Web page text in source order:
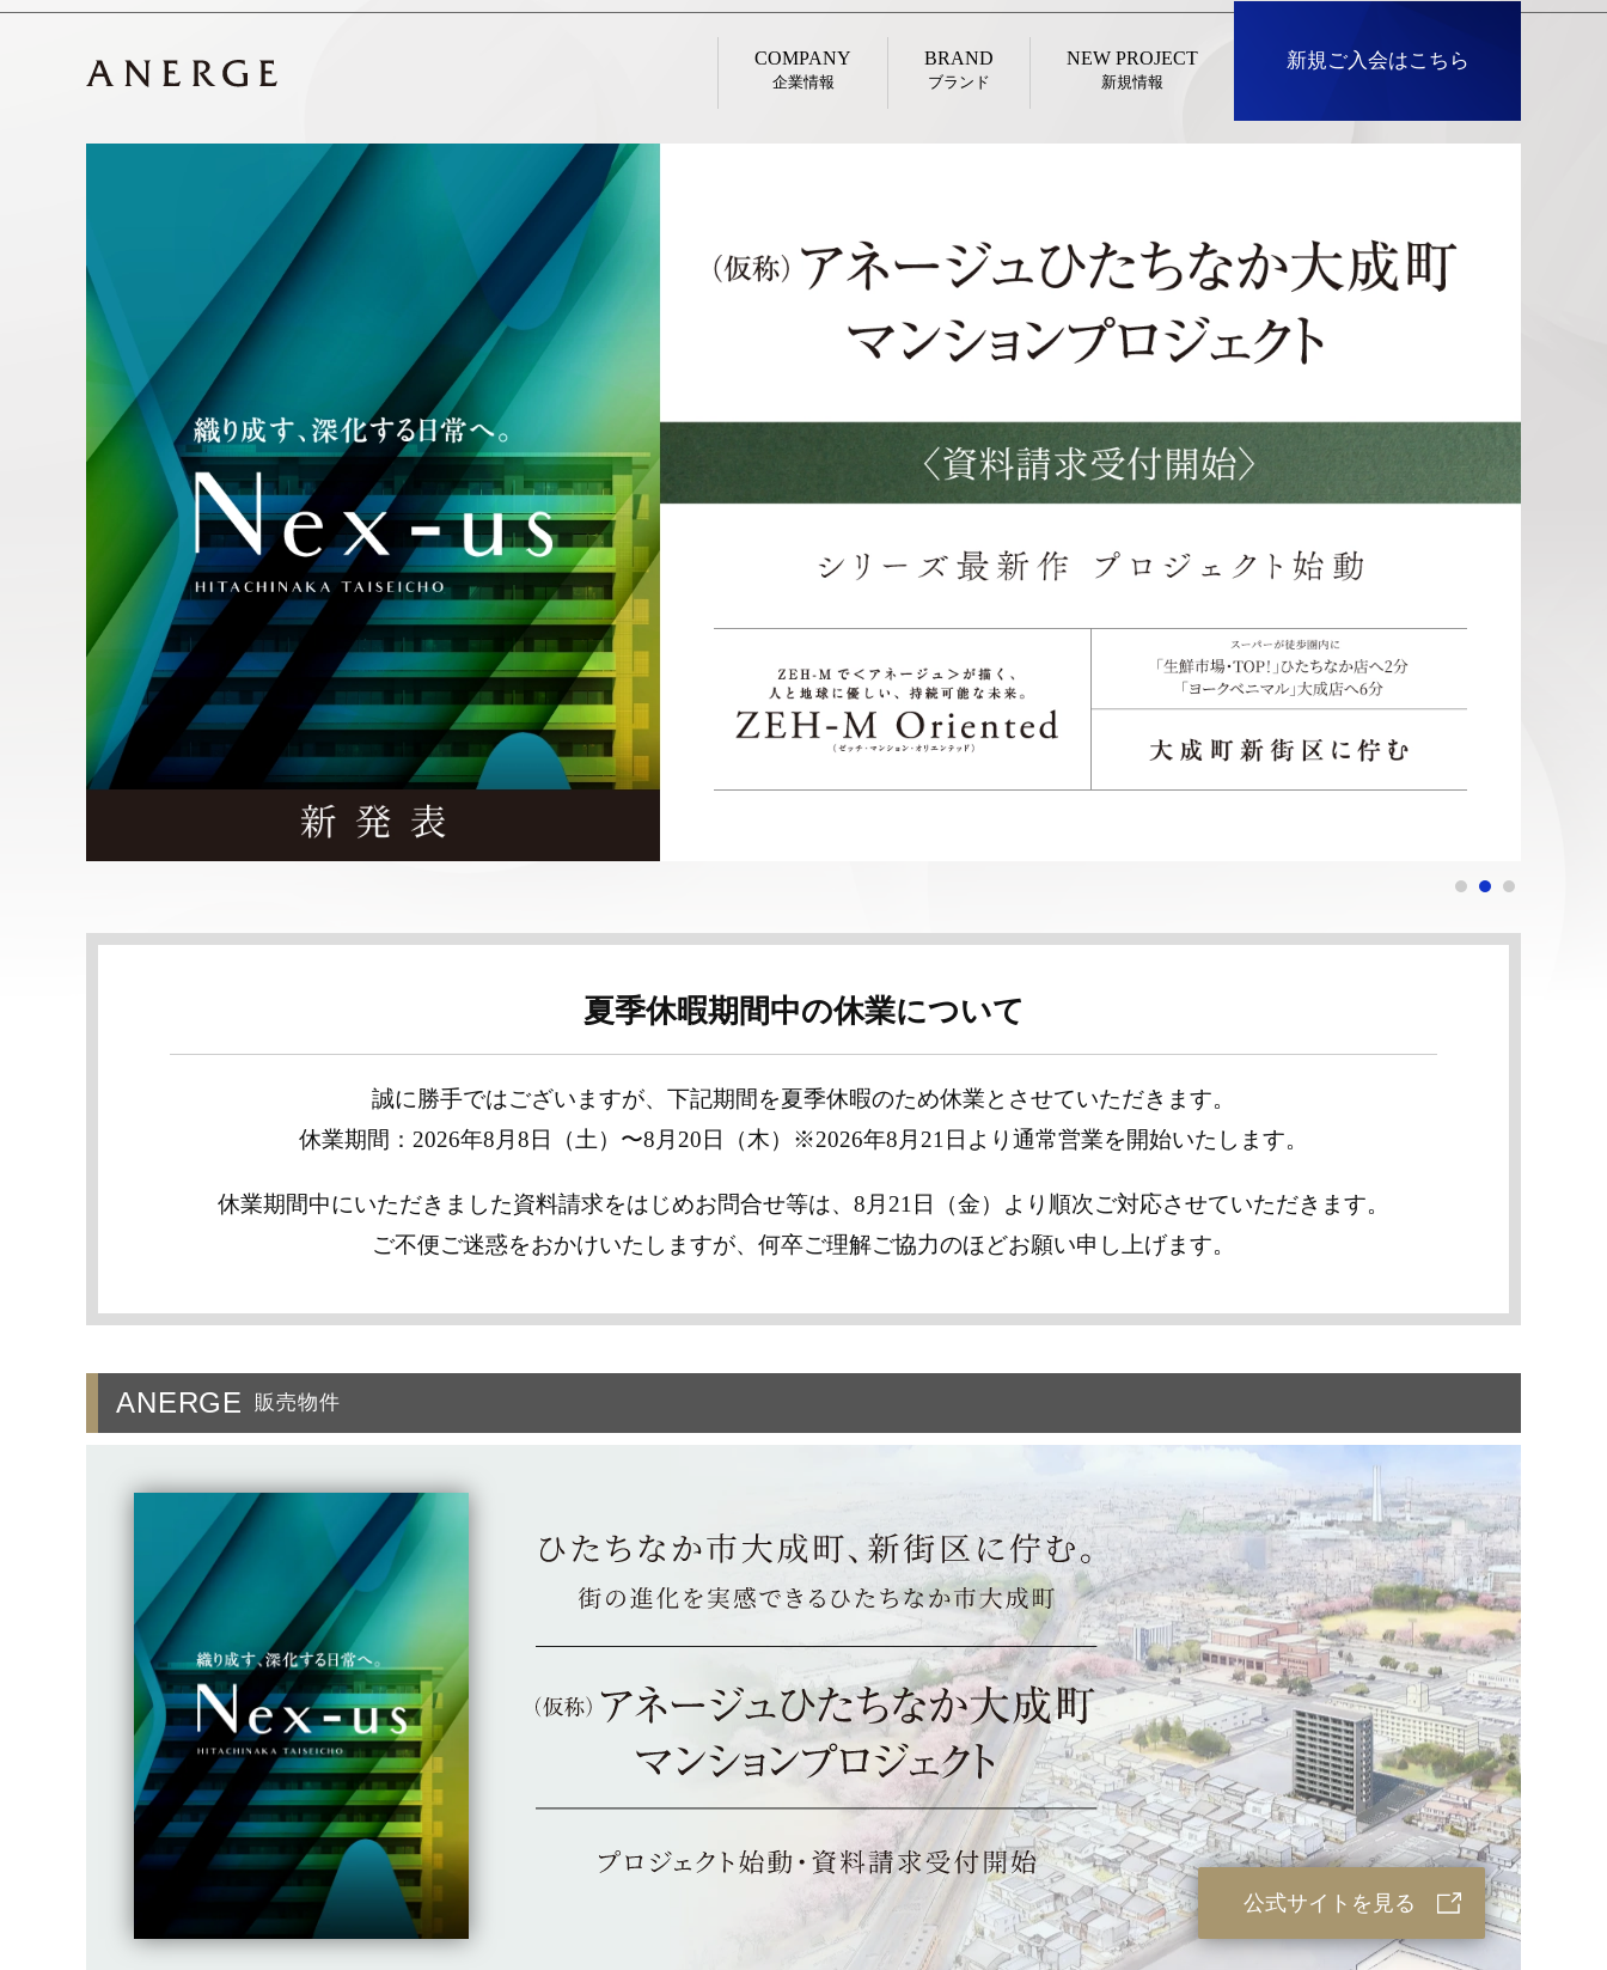
COMPANY
企業情報
BRAND
ブランド
NEW PROJECT
新規情報
新規ご入会はこちら
夏季休暇期間中の休業について
誠に勝手ではございますが、下記期間を夏季休暇のため休業とさせていただきます。
休業期間：2026年8月8日（土）〜8月20日（木）※2026年8月21日より通常営業を開始いたします。
休業期間中にいただきました資料請求をはじめお問合せ等は、8月21日（金）より順次ご対応させていただきます。
ご不便ご迷惑をおかけいたしますが、何卒ご理解ご協力のほどお願い申し上げます。
ANERGE 販売物件
公式サイトを見る